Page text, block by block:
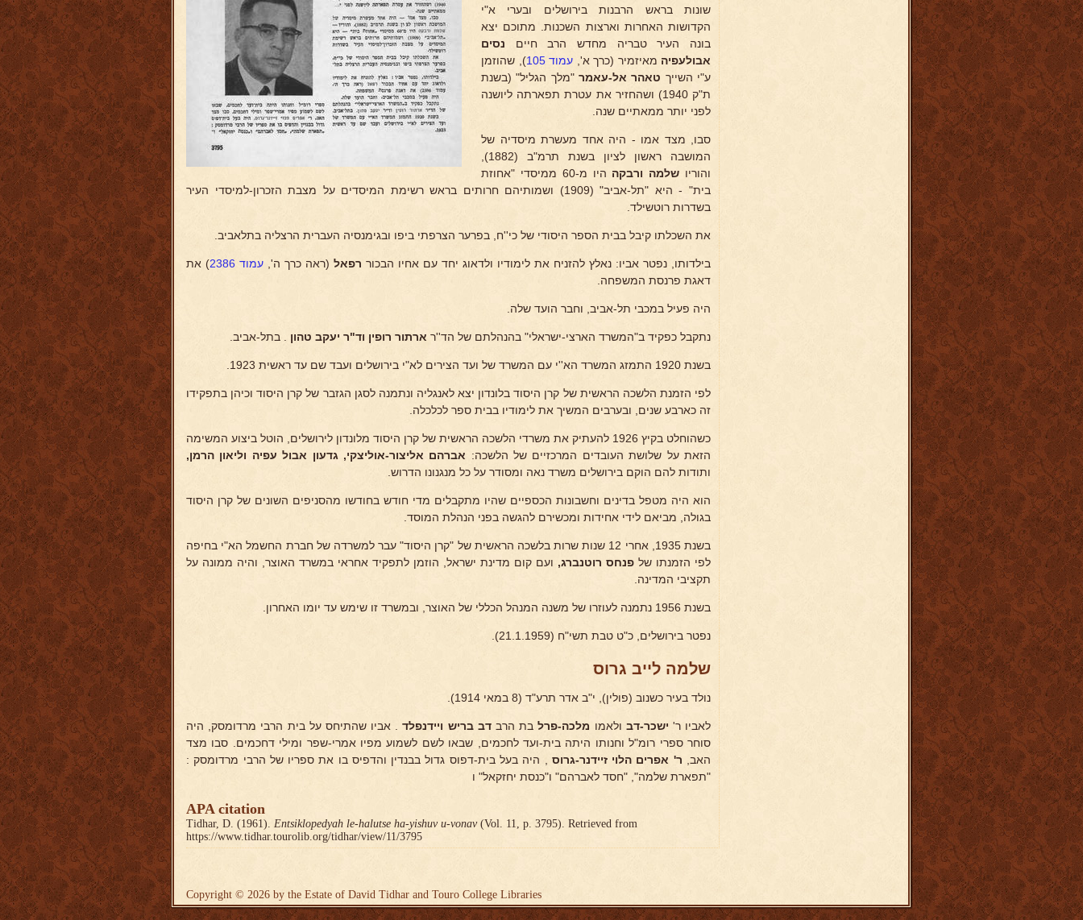
שונות בראש הרבנות בירושלים ובערי א"י
הקדושות האחרות וארצות השכנות. מתוכם יצא
בונה העיר טבריה מחדש הרב חיים נסים
אבולעפיה מאיזמיר (כרך א', עמוד 105
), שהוזמן
ע"י השייך טאהר אל-עאמר "מלך הגליל" (בשנת
ת"ק 1940) ושהחזיר את עטרת תפארתה ליושנה
לפני יותר ממאתיים שנה.
סבו, מצד אמו - היה אחד מעשרת מיסדיה של
המושבה ראשון לציון בשנת תרמ"ב (1882),
והוריו שלמה ורבקה
היו מ-60 ממיסדי "אחוזת
בית" - היא "תל-אביב" (1909) ושמותיהם חרותים בראש רשימת המיסדים על מצבת הזכרון-למיסדי העיר
בשדרות רוטשילד.
את השכלתו קיבל בבית הספר היסודי של כי''ח, בפרער הצרפתי ביפו ובגימנסיה העברית הרצליה בתלאביב.
בילדותו, נפטר אביו: נאלץ להזניח את לימודיו ולדאוג יחד עם אחיו הבכור רפאל (ראה כרך ה', עמוד 2386
) את
דאגת פרנסת המשפחה.
היה פעיל במכבי תל-אביב, וחבר הועד שלה.
נתקבל כפקיד ב"המשרד הארצי-ישראלי" בהנהלתם של הד''ר ארתור רופין וד"ר יעקב טהון . בתל-אביב.
בשנת 1920 התמזג המשרד הא''י עם המשרד של ועד הצירים לא"י בירושלים ועבד שם עד ראשית 1923.
לפי הזמנת הלשכה הראשית של קרן היסוד בלונדון יצא לאנגליה ונתמנה לסגן הגזבר של קרן היסוד וכיהן בתפקידו
זה כארבע שנים, ובערבים המשיך את לימודיו בבית ספר לכלכלה.
כשהוחלט בקיץ 1926 להעתיק את משרדי הלשכה הראשית של קרן היסוד מלונדון לירושלים, הוטל ביצוע המשימה
הזאת על שלושת העובדים המרכזיים של הלשכה: אברהם אליצור-אוליצקי, גדעון אבול עפיה וליאון הרמן,
ותודות להם הוקם בירושלים משרד נאה ומסודר על כל מנגנונו הדרוש.
הוא היה מטפל בדינים וחשבונות הכספיים שהיו מתקבלים מדי חודש בחודשו מהסניפים השונים של קרן היסוד
בגולה, מביאם לידי אחידות ומכשירם להגשה בפני הנהלת המוסד.
בשנת 1935, אחרי 12 שנות שרות בלשכה הראשית של "קרן היסוד" עבר למשרדה של חברת החשמל הא"י בחיפה
לפי הזמנתו של פנחס רוטנברג, ועם קום מדינת ישראל, הוזמן לתפקיד אחראי במשרד האוצר, והיה ממונה על
תקציבי המדינה.
בשנת 1956 נתמנה לעוזרו של משנה המנהל הכללי של האוצר, ובמשרד זו שימש עד יומו האחרון.
נפטר בירושלים, כ"ט טבת תשי"ח (21.1.1959).
שלמה לייב גרוס
נולד בעיר כשנוב (פולין), י"ב אדר תרע"ד (8 במאי 1914).
לאביו ר' ישכר-דב ולאמו מלכה-פרל בת הרב דב בריש ויידנפלד. אביו שהתיחס על בית הרבי מרדומסק, היה
סוחר ספרי רומ"ל וחנותו היתה בית-ועד לחכמים, שבאו לשם לשמוע מפיו אמרי-שפר ומילי דחכמים. סבו מצד
האב,
ר' אפרים הלוי זיידנר-גרוס , היה בעל בית-דפוס גדול בבנדין והדפיס בו את ספריו של הרבי מרדומסק :
"תפארת שלמה", "חסד לאברהם" ו"כנסת יחזקאל" ו
APA citation
Tidhar, D. (1961). Entsiklopedyah le-halutse ha-yishuv u-vonav(Vol. 11, p. 3795). Retrieved from
https://www.tidhar.tourolib.org/tidhar/view/11/3795
Copyright © 2026 by the Estate of David Tidhar and Touro College Libraries